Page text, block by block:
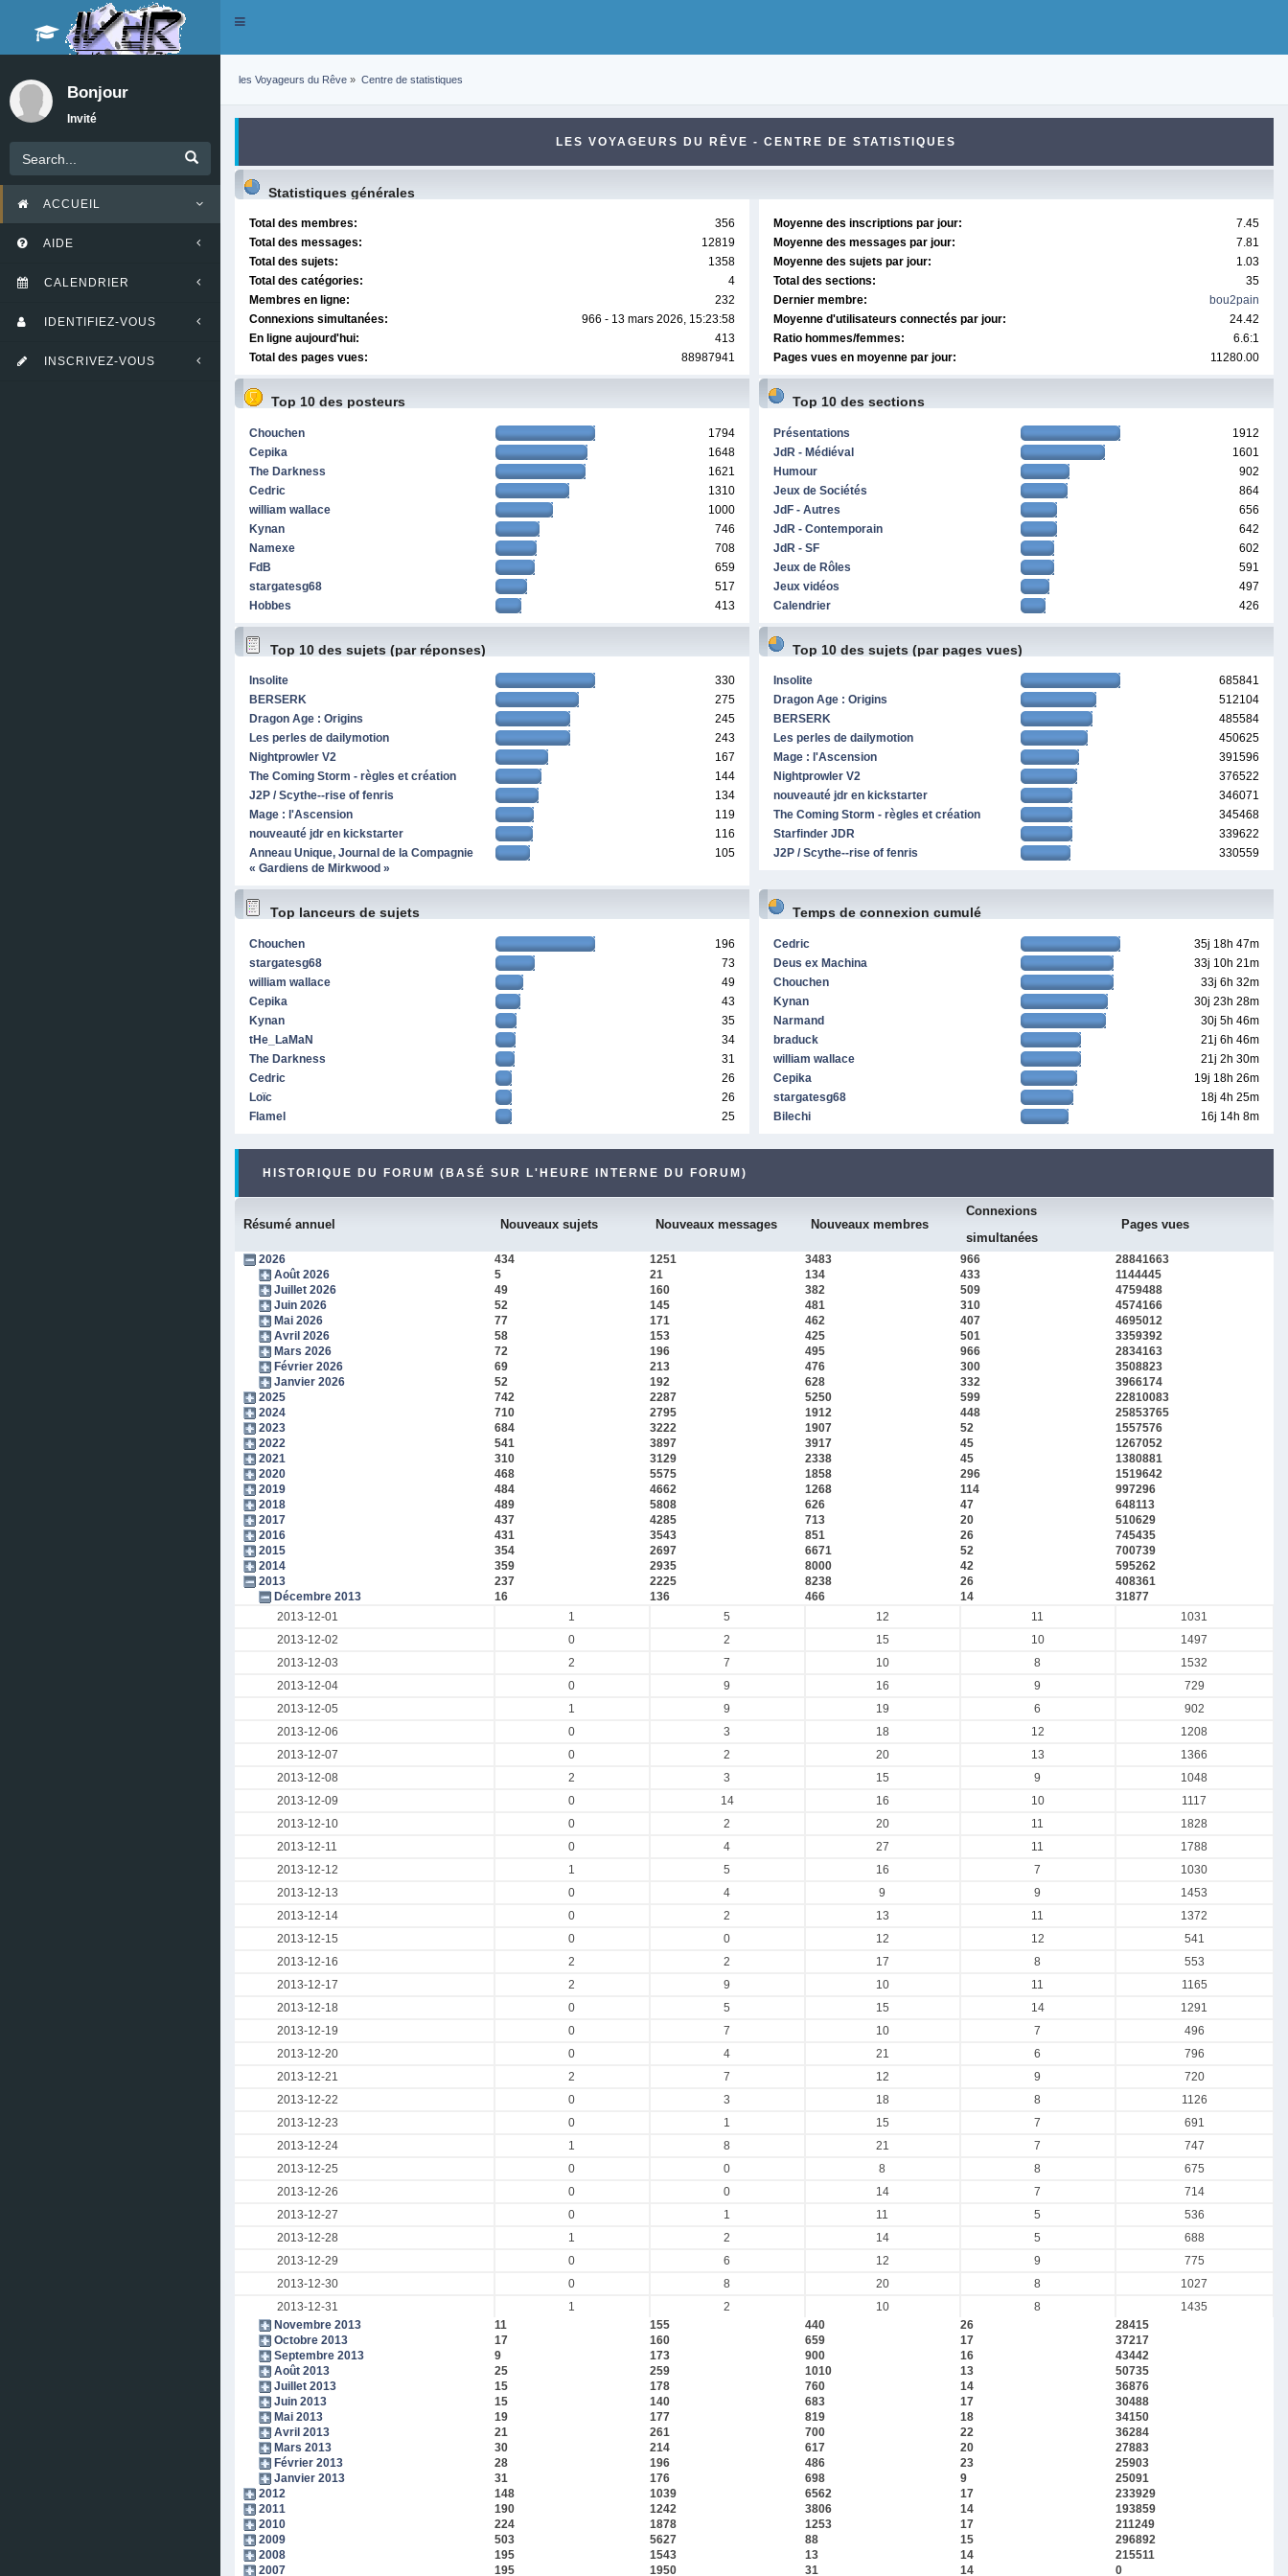
Toggle
Bonjour
Invité
ACCUEIL
AIDE
CALENDRIER
IDENTIFIEZ-VOUS
INSCRIVEZ-VOUS
les Voyageurs du Rêve » Centre de statistiques
LES VOYAGEURS DU RÊVE - CENTRE DE STATISTIQUES
Statistiques générales
Total des membres:
356
Total des messages:
12819
Total des sujets:
1358
Total des catégories:
4
Membres en ligne:
232
Connexions simultanées:
966 - 13 mars 2026, 15:23:58
En ligne aujourd'hui:
413
Total des pages vues:
88987941
Moyenne des inscriptions par jour:
7.45
Moyenne des messages par jour:
7.81
Moyenne des sujets par jour:
1.03
Total des sections:
35
Dernier membre:
bou2pain
Moyenne d'utilisateurs connectés par jour:
24.42
Ratio hommes/femmes:
6.6:1
Pages vues en moyenne par jour:
11280.00
Top 10 des posteurs
Chouchen
1794
Cepika
1648
The Darkness
1621
Cedric
1310
william wallace
1000
Kynan
746
Namexe
708
FdB
659
stargatesg68
517
Hobbes
413
Top 10 des sections
Présentations
1912
JdR - Médiéval
1601
Humour
902
Jeux de Sociétés
864
JdF - Autres
656
JdR - Contemporain
642
JdR - SF
602
Jeux de Rôles
591
Jeux vidéos
497
Calendrier
426
Top 10 des sujets (par réponses)
Insolite
330
BERSERK
275
Dragon Age : Origins
245
Les perles de dailymotion
243
Nightprowler V2
167
The Coming Storm - règles et création
144
J2P / Scythe--rise of fenris
134
Mage : l'Ascension
119
nouveauté jdr en kickstarter
116
Anneau Unique, Journal de la Compagnie
« Gardiens de Mirkwood »
105
Top 10 des sujets (par pages vues)
Insolite
685841
Dragon Age : Origins
512104
BERSERK
485584
Les perles de dailymotion
450625
Mage : l'Ascension
391596
Nightprowler V2
376522
nouveauté jdr en kickstarter
346071
The Coming Storm - règles et création
345468
Starfinder JDR
339622
J2P / Scythe--rise of fenris
330559
Top lanceurs de sujets
Chouchen
196
stargatesg68
73
william wallace
49
Cepika
43
Kynan
35
tHe_LaMaN
34
The Darkness
31
Cedric
26
Loïc
26
Flamel
25
Temps de connexion cumulé
Cedric
35j 18h 47m
Deus ex Machina
33j 10h 21m
Chouchen
33j 6h 32m
Kynan
30j 23h 28m
Narmand
30j 5h 46m
braduck
21j 6h 46m
william wallace
21j 2h 30m
Cepika
19j 18h 26m
stargatesg68
18j 4h 25m
Bilechi
16j 14h 8m
HISTORIQUE DU FORUM (BASÉ SUR L'HEURE INTERNE DU FORUM)
Résumé annuel Nouveaux sujets Nouveaux messages Nouveaux membres
Connexions
simultanées
Pages vues
2026 434 1251 3483 966
28841663
Août 2026
5 21 134 433
1144445
Juillet 2026
49 160 382 509
4759488
Juin 2026
52 145 481 310
4574166
Mai 2026
77 171 462 407
4695012
Avril 2026
58 153 425 501
3359392
Mars 2026
72 196 495 966
2834163
Février 2026
69 213 476 300
3508823
Janvier 2026
52 192 628 332
3966174
2025
742 2287 5250 599
22810083
2024
710 2795 1912 448
25853765
2023
684 3222 1907 52
1557576
2022
541 3897 3917 45
1267052
2021
310 3129 2338 45
1380881
2020
468 5575 1858 296
1519642
2019
484 4662 1268 114
997296
2018
489 5808 626 47
648113
2017
437 4285 713 20
510629
2016
431 3543 851 26
745435
2015
354 2697 6671 52
700739
2014
359 2935 8000 42
595262
2013
237 2225 8238 26
408361
Décembre 2013
16 136 466 14
31877
2013-12-01
1 5 12 11
1031
2013-12-02
0 2 15 10
1497
2013-12-03
2 7 10 8
1532
2013-12-04
0 9 16 9
729
2013-12-05
1 9 19 6
902
2013-12-06
0 3 18 12
1208
2013-12-07
0 2 20 13
1366
2013-12-08
2 3 15 9
1048
2013-12-09
0 14 16 10
1117
2013-12-10
0 2 20 11
1828
2013-12-11
0 4 27 11
1788
2013-12-12
1 5 16 7
1030
2013-12-13
0 4 9 9
1453
2013-12-14
0 2 13 11
1372
2013-12-15
0 0 12 12
541
2013-12-16
2 2 17 8
553
2013-12-17
2 9 10 11
1165
2013-12-18
0 5 15 14
1291
2013-12-19
0 7 10 7
496
2013-12-20
0 4 21 6
796
2013-12-21
2 7 12 9
720
2013-12-22
0 3 18 8
1126
2013-12-23
0 1 15 7
691
2013-12-24
1 8 21 7
747
2013-12-25
0 0 8 8
675
2013-12-26
0 0 14 7
714
2013-12-27
0 1 11 5
536
2013-12-28
1 2 14 5
688
2013-12-29
0 6 12 9
775
2013-12-30
0 8 20 8
1027
2013-12-31
1 2 10 8
1435
Novembre 2013
11 155 440 26
28415
Octobre 2013
17 160 659 17
37217
Septembre 2013
9 173 900 16
43442
Août 2013
25 259 1010 13
50735
Juillet 2013
15 178 760 14
36876
Juin 2013
15 140 683 17
30488
Mai 2013
19 177 819 18
34150
Avril 2013
21 261 700 22
36284
Mars 2013
30 214 617 20
27883
Février 2013
28 196 486 23
25903
Janvier 2013
31 176 698 9
25091
2012
148 1039 6562 17
233929
2011
190 1242 3806 14
193859
2010
224 1878 1253 17
211249
2009
503 5627 88 15
296892
2008
195 1543 13 14
215511
2007
195 1950 31 14 0